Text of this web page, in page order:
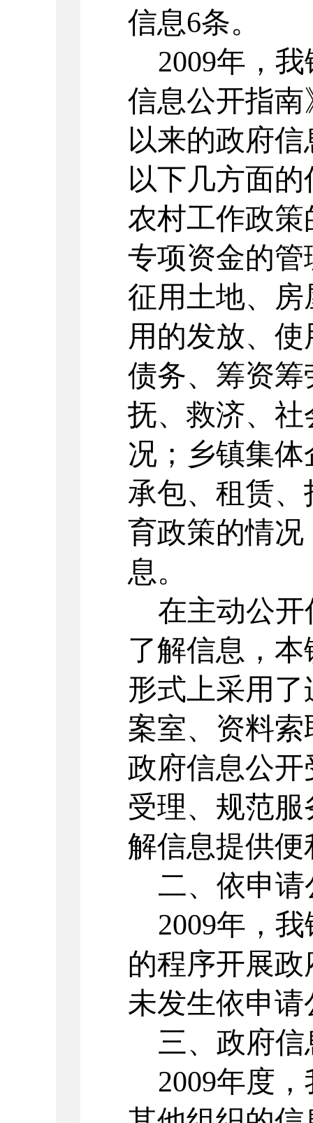
信息6条。
2009年，
信息公开指南
以来的政府
以下几方面
农村工作政
专项资金的
征用土地、
用的发放、
债务、筹资
抚、救济、
况；乡镇集
承包、租赁
育政策的情
息。
在主动公
了解信息，
形式上采用
案室、资料
政府信息公
受理、规范
解信息提供便
二、依申
2009年，
的程序开展
未发生依申
三、政府
2009年度